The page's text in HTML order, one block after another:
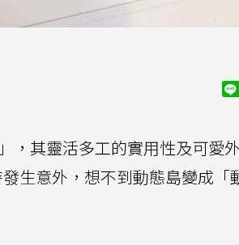
」，其靈活多工的實用性及可愛
生意外，想不到動態島變成「